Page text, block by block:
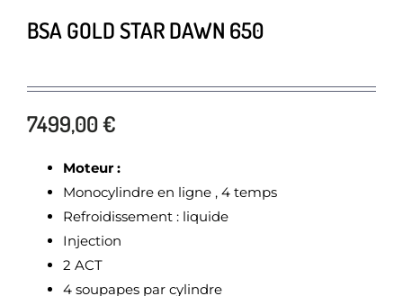
BSA GOLD STAR DAWN 650
7499,00 €
Moteur :
Monocylindre en ligne , 4 temps
Refroidissement : liquide
Injection
2 ACT
4 soupapes par cylindre